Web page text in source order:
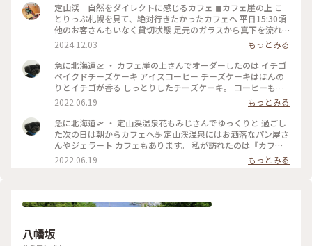
定山渓 自然をダイレクトに感じるカフェ ◼︎カフェ崖の上 こ
とりっぷ札幌を見て、絶対行きたかったカフェへ 平日15:30頃
他のお客さんもいなく貸切状態 足元のガラスから真下を流れ
る清流が眺められる席を選び、川のせせらぎと(実際は前日の
雨のせいか結構激しい流れ)静かな店内に流れる音楽に癒し𓅨
リスとか会いたかった🐿️💕 コーヒーもケーキも美味しくっ
て、また色んな季節も感じたい素敵なお店でした！ #ベストト
リップ2024 #北海道 #札幌 #定山渓
2024.12.03
もっとみる
急に北海道🛫 ・ カフェ崖の上さんでオーダーしたのは イチゴ
ベイクドチーズケーキ アイスコーヒー チーズケーキはほんの
りとイチゴが香る しっとりしたチーズケーキ。 コーヒーもス
ッキリとした軽いコーヒーで 朝にはピッタリでした☺️ ・ #ア
ートみたいな景色 #Myことりっぷ #カフェ崖の上 #定山渓 #定
山渓温泉
2022.06.19
もっとみる
急に北海道🛫 ・ 定山渓温泉花もみじさんでゆっくりと 過ごし
た次の日は朝からカフェへ☕ 定山渓温泉にはお洒落なパン屋さ
んやジェラート カフェもあります。 私が訪れたのは『カフェ
崖の上』さん。 本当に崖の上に建ってまーす！ちょっと怖
い。 店内は静かなボサノヴァが流れ、コーヒーの 良い香りが
2022.06.19 もっとみる
八幡坂